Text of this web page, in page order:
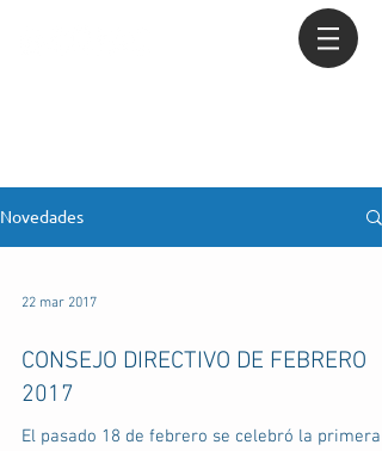
Novedades
22 mar 2017
CONSEJO DIRECTIVO DE FEBRERO
2017
El pasado 18 de febrero se celebró la primera